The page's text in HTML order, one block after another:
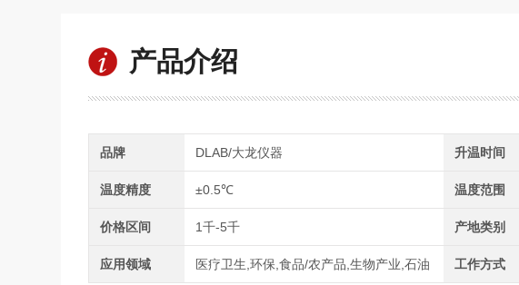
产品介绍
品牌 DLAB/大龙仪器 升温时间
温度精度 ±0.5℃ 温度范围
价格区间 1千-5千 产地类别
应用领域 医疗卫生,环保,食品/农产品,生物产业,石油 工作方式